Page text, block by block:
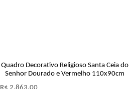
Quadro Decorativo Religioso Santa Ceia do
Senhor Dourado e Vermelho 110x90cm